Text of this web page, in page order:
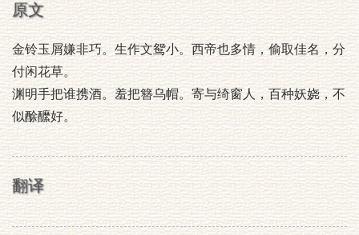
原文
金铃玉屑嫌非巧。生作文鸳小。西帝也多情，偷取佳名，分
付闲花草。
渊明手把谁携酒。羞把簪乌帽。寄与绮窗人，百种妖娆，不
似酴醿好。
翻译